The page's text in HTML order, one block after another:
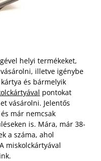
helyi termékeket,
illetve igénybe
és bármelyik
pontokat
vásárolni. Jelentős
már nemcsak
is. Mára, már 38-
a száma, ahol
miskolckártyával